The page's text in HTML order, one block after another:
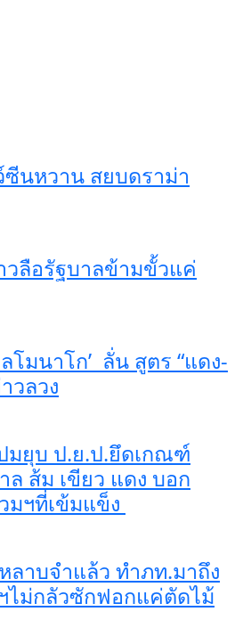
นหวาน สยบดราม่า
วลือรัฐบาลข้ามขั้วแค่
ลโมนาโก’ ลั่น สูตร “แดง-
วลวง
มยุบ ป.ย.ป.ยึดเกณฑ์
ล ส้ม เขียว แดง บอก
มฯที่เข้มแข็ง
ลาบจำแล้ว ทำภท.มาถึง
ไม่กลัวซักฟอกแค่ตัดไม้